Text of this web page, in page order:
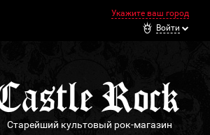
Укажите ваш город
Войти
Старейший культовый рок-магазин